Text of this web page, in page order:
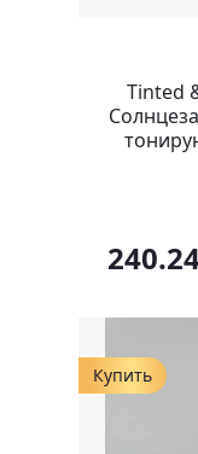
Tinted
Купить